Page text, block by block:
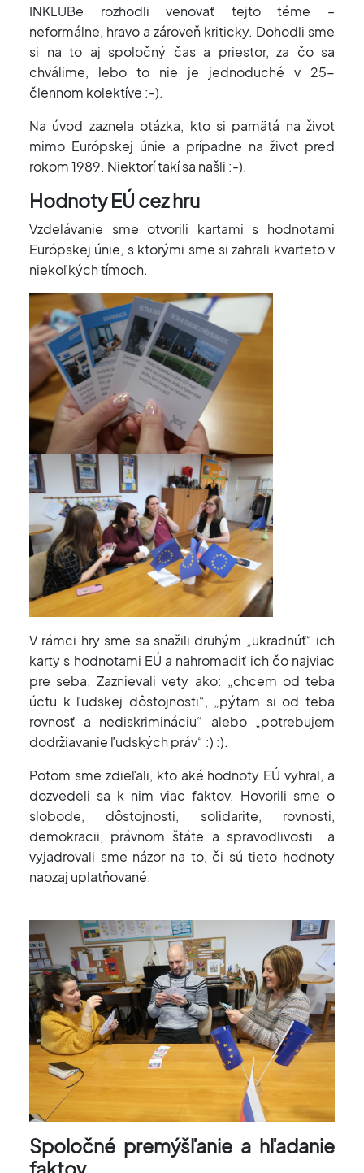
INKLUBe rozhodli venovať tejto téme –
neformálne, hravo a zároveň kriticky. Dohodli sme
si na to aj spoločný čas a priestor, za čo sa
chválime, lebo to nie je jednoduché v 25-
člennom kolektíve :-).
Na úvod zaznela otázka, kto si pamätá na život
mimo Európskej únie a prípadne na život pred
rokom 1989. Niektorí takí sa našli :-).
Hodnoty EÚ cez hru
Vzdelávanie sme otvorili kartami s hodnotami
Európskej únie, s ktorými sme si zahrali kvarteto v
niekoľkých tímoch.
V rámci hry sme sa snažili druhým „ukradnúť“ ich
karty s hodnotami EÚ a nahromadiť ich čo najviac
pre seba. Zaznievali vety ako: „chcem od teba
úctu k ľudskej dôstojnosti“, „pýtam si od teba
rovnosť a nediskrimináciu“ alebo „potrebujem
dodržiavanie ľudských práv“ :) :).
Potom sme zdieľali, kto aké hodnoty EÚ vyhral, a
dozvedeli sa k nim viac faktov. Hovorili sme o
slobode, dôstojnosti, solidarite, rovnosti,
demokracii, právnom štáte a spravodlivosti a
vyjadrovali sme názor na to, či sú tieto hodnoty
naozaj uplatňované.
Spoločné premýšľanie a hľadanie
faktov